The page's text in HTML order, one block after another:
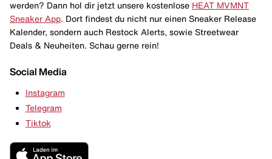
werden? Dann hol dir jetzt unsere kostenlose HEAT MVMNT
Sneaker App . Dort findest du nicht nur einen Sneaker Release
Kalender, sondern auch Restock Alerts, sowie Streetwear
Deals & Neuheiten. Schau gerne rein!
Social Media
Instagram
Telegram
Tiktok